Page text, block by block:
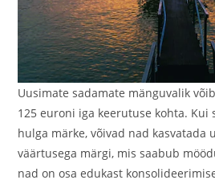
Uusimate sadamate mänguvalik
125 euroni iga keerutuse kohta. Kui
hulga märke, võivad nad kasvatada
väärtusega märgi, mis saabub
nad on osa edukast